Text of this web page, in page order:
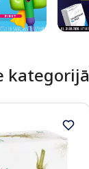
kategorijā